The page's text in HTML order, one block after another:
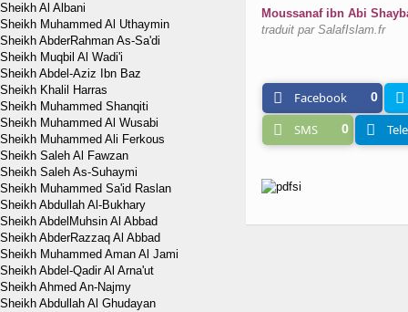
Moussanaf ibn Abi
traduit par SalafIslam.fr
Facebook 0
SMS 0
Sheikh Al Albani
Sheikh Muhammed Al Uthaymin
Sheikh AbderRahman As-Sa'di
Sheikh Muqbil Al Wadi'i
Sheikh Abdel-Aziz Ibn Baz
Sheikh Khalil Harras
Sheikh Muhammed Shanqiti
Sheikh Muhammed Al Wusabi
Sheikh Muhammed Ali Ferkous
Sheikh Saleh Al Fawzan
Sheikh Saleh As-Suhaymi
Sheikh Muhammed Sa'id Raslan
Sheikh Abdullah Al-Bukhary
Sheikh AbdelMuhsin Al Abbad
Sheikh AbderRazzaq Al Abbad
Sheikh Muhammed Aman Al Jami
Sheikh Abdel-Qadir Al Arna'ut
Sheikh Ahmed An-Najmy
Sheikh Abdullah Al Ghudayan